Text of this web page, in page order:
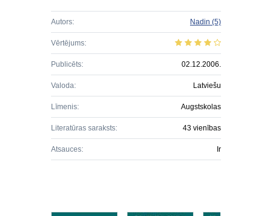
Autors: Nadin (5)
Vērtējums:
Publicēts: 02.12.2006.
Valoda: Latviešu
Līmenis: Augstskolas
Literatūras saraksts: 43 vienības
Atsauces: Ir